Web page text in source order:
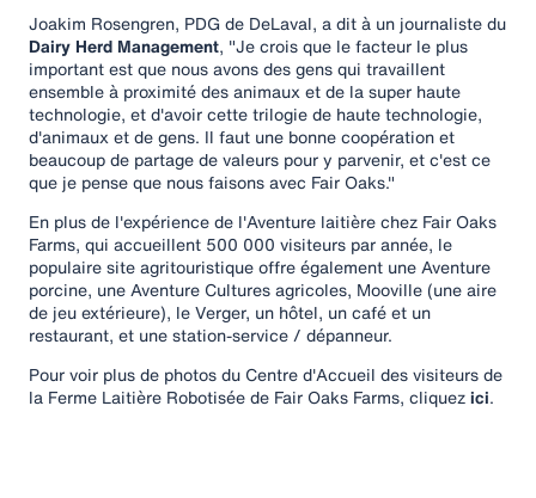
Joakim Rosengren, PDG de DeLaval, a dit à un journaliste du
Dairy Herd Management, "Je crois que le facteur le plus
important est que nous avons des gens qui travaillent
ensemble à proximité des animaux et de la super haute
technologie, et d'avoir cette trilogie de haute technologie,
d'animaux et de gens. Il faut une bonne coopération et
beaucoup de partage de valeurs pour y parvenir, et c'est ce
que je pense que nous faisons avec Fair Oaks."
En plus de l'expérience de l'Aventure laitière chez Fair Oaks
Farms, qui accueillent 500 000 visiteurs par année, le
populaire site agritouristique offre également une Aventure
porcine, une Aventure Cultures agricoles, Mooville (une aire
de jeu extérieure), le Verger, un hôtel, un café et un
restaurant, et une station-service / dépanneur.
Pour voir plus de photos du Centre d'Accueil des visiteurs de
la Ferme Laitière Robotisée de Fair Oaks Farms, cliquezici.